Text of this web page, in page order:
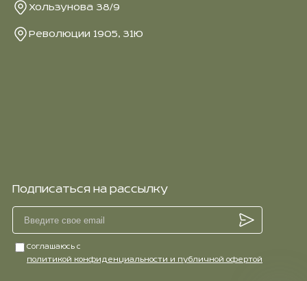
Хользунова 38/9
Революции 1905, 31Ю
Подписаться на рассылку
Соглашаюсь с
политикой конфиденциальности и публичной офертой